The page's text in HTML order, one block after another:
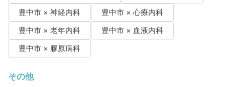
豊中市 × 神経内科
豊中市 × 心療内科
豊中市 × 老年内科
豊中市 × 血液内科
豊中市 × 膠原病科
その他